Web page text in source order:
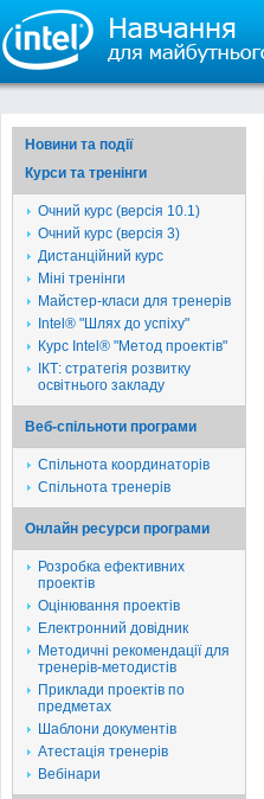
Новини та події
Курси та тренінги
Очний курс (версія 10.1)
Очний курс (версія 3)
Дистанційний курс
Міні тренінги
Майстер-класи для тренерів
Intel® "Шлях до успіху"
Курс Intel® "Метод проектів"
ІКТ: стратегія розвитку
освітнього закладу
Веб-спільноти програми
Спільнота координаторів
Спільнота тренерів
Онлайн ресурси програми
Розробка ефективних
проектів
Оцінювання проектів
Електронний довідник
Методичні рекомендації для
тренерів-методистів
Приклади проектів по
предметах
Шаблони документів
Атестація тренерів
Вебінари